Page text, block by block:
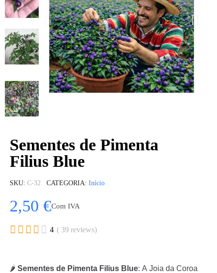
Sementes de Pimenta
Filius Blue
SKU C-32 CATEGORIA Início
2,50 €Com IVA
     4 ( 39 reviews)
🌶️ Sementes de Pimenta Filius Blue: A Joia da Coroa